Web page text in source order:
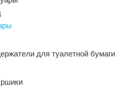
для туалетной бумаги